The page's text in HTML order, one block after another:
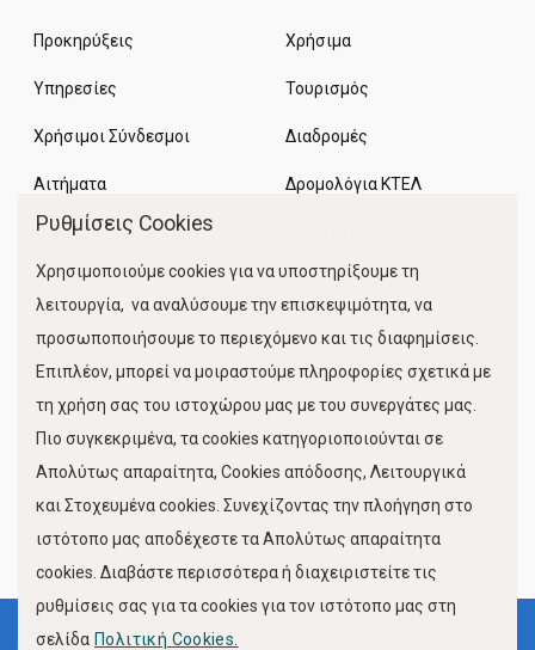
Προκηρύξεις
Υπηρεσίες
Χρήσιμοι Σύνδεσμοι
Αιτήματα
Χρήσιμα
Τουρισμός
Διαδρομές
Δρομολόγια ΚΤΕΛ
Κίνηση Λιμένος
FOLLOW US
Ρυθμίσεις Cookies
Χρησιμοποιούμε cookies για να υποστηρίξουμε τη
λειτουργία, να αναλύσουμε την επισκεψιμότητα, να
προσωποποιήσουμε το περιεχόμενο και τις διαφημίσεις.
Επιπλέον, μπορεί να μοιραστούμε πληροφορίες σχετικά με
τη χρήση σας του ιστοχώρου μας με του συνεργάτες μας.
Πιο συγκεκριμένα, τα cookies κατηγοριοποιούνται σε
Απολύτως απαραίτητα, Cookies απόδοσης, Λειτουργικά
και Στοχευμένα cookies. Συνεχίζοντας την πλοήγηση στο
ιστότοπο μας αποδέχεστε τα Απολύτως απαραίτητα
cookies. Διαβάστε περισσότερα ή διαχειριστείτε τις
ρυθμίσεις σας για τα cookies για τον ιστότοπο μας στη
σελίδα Πολιτική Cookies.